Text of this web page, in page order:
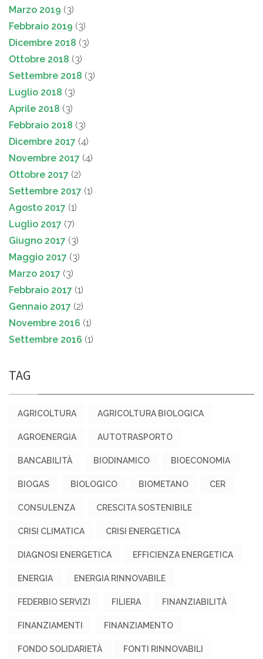
Marzo 2019 (3)
Febbraio 2019 (3)
Dicembre 2018 (3)
Ottobre 2018 (3)
Settembre 2018 (3)
Luglio 2018 (3)
Aprile 2018 (3)
Febbraio 2018 (3)
Dicembre 2017 (4)
Novembre 2017 (4)
Ottobre 2017 (2)
Settembre 2017 (1)
Agosto 2017 (1)
Luglio 2017 (7)
Giugno 2017 (3)
Maggio 2017 (3)
Marzo 2017 (3)
Febbraio 2017 (1)
Gennaio 2017 (2)
Novembre 2016 (1)
Settembre 2016 (1)
TAG
AGRICOLTURA AGRICOLTURA BIOLOGICA
AGROENERGIA AUTOTRASPORTO
BANCABILITÀ BIODINAMICO BIOECONOMIA
BIOGAS BIOLOGICO BIOMETANO CER
CONSULENZA CRESCITA SOSTENIBILE
CRISI CLIMATICA CRISI ENERGETICA
DIAGNOSI ENERGETICA EFFICIENZA ENERGETICA
ENERGIA ENERGIA RINNOVABILE
FEDERBIO SERVIZI FILIERA FINANZIABILITÀ
FINANZIAMENTI FINANZIAMENTO
FONDO SOLIDARIETÀ FONTI RINNOVABILI